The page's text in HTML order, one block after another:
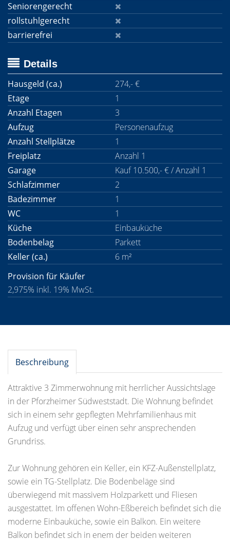
Seniorengerecht
rollstuhlgerecht
barrierefrei
Details
Hausgeld (ca.)
274,- €
Etage
1
Anzahl Etagen
3
Aufzug
Personenaufzug
Anzahl Stellplätze
1
Freiplatz
Anzahl 1
Garage
Kauf 10.500,- € / Anzahl 1
Schlafzimmer
2
Badezimmer
1
WC
1
Küche
Einbauküche
Bodenbelag
Parkett
Keller (ca.)
6 m²
Provision für Käufer
2,975% inkl. 19% MwSt.
Beschreibung
Attraktive 3 Zimmerwohnung mit herrlicher Aussichtslage
in der Pforzheimer Südweststadt. Die Wohnung befindet
sich in einem sehr gepflegten Mehrfamilienhaus mit
Aufzug und verfügt über einen sehr ansprechenden
Grundriss.
Zur Wohnung gehören ein Keller, ein KFZ-Außenstellplatz,
sowie ein TG-Stellplatz. Die Bodenbeläge sind
überwiegend mit massivem Holzparkett und Fliesen
ausgestattet. Im offenen Wohn-Eßbereich befindet sich die
moderne Einbauküche, sowie ein Balkon. Ein weitere
Balkon befindet sich in enem der beiden weiteren